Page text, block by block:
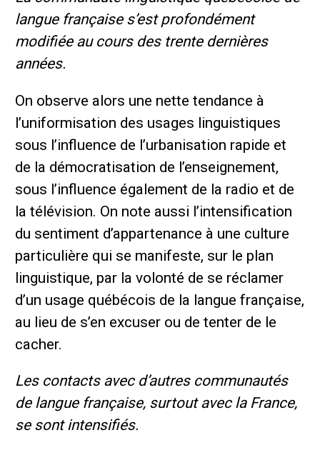
langue française s’est profondément
modifiée au cours des trente dernières
années.
On observe alors une nette tendance à
l’uniformisation des usages linguistiques
sous l’influence de l’urbanisation rapide et
de la démocratisation de l’enseignement,
sous l’influence également de la radio et de
la télévision. On note aussi l’intensification
du sentiment d’appartenance à une culture
particulière qui se manifeste, sur le plan
linguistique, par la volonté de se réclamer
d’un usage québécois de la langue française,
au lieu de s’en excuser ou de tenter de le
cacher.
Les contacts avec d’autres communautés
de langue française, surtout avec la France,
se sont intensifiés.